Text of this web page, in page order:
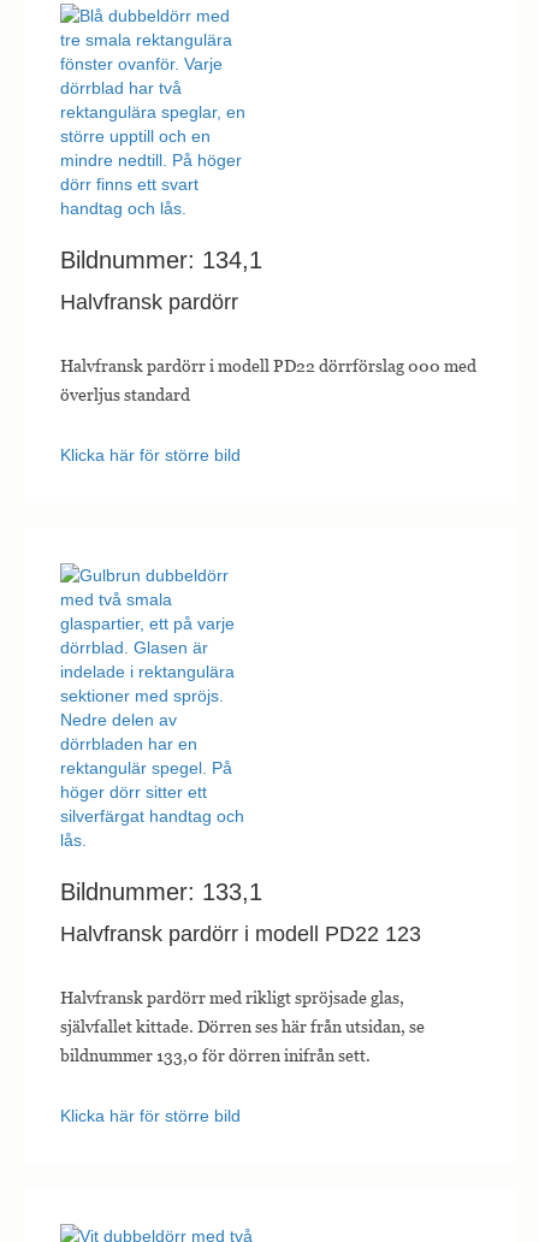
Bildnummer: 134,1
Halvfransk pardörr
Halvfransk pardörr i modell PD22 dörrförslag 000 med
överljus standard
Klicka här för större bild
Bildnummer: 133,1
Halvfransk pardörr i modell PD22 123
Halvfransk pardörr med rikligt spröjsade glas,
självfallet kittade. Dörren ses här från utsidan, se
bildnummer 133,0 för dörren inifrån sett.
Klicka här för större bild